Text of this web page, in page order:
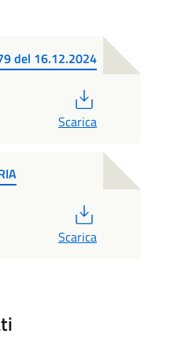
del 16.12.2024
Scarica
Scarica